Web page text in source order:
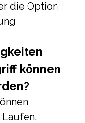
die Option
können